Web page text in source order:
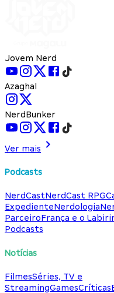
Jovem Nerd
Azaghal
NerdBunker
Ver mais
Podcasts
NerdCastNerdCast RPG
ExpedienteNerdologia
ParceiroFrança e o
Podcasts
Notícias
FilmesSéries, TV e
StreamingGamesCríticas